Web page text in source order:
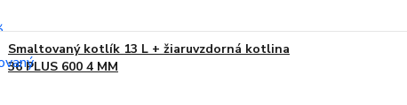
Smaltovaný kotlík 13 L + žiaruvzdorná kotlina
36 PLUS 600 4 MM